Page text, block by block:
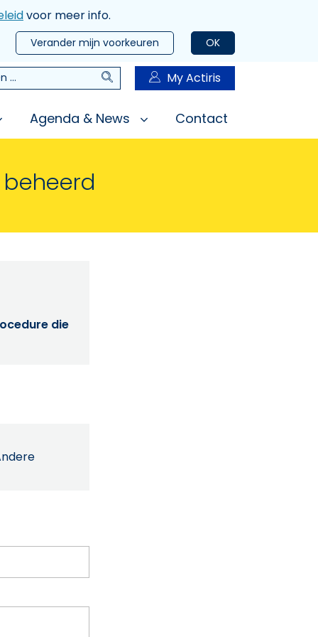
voor meer info.
OK
Verander mijn voorkeuren
Zoeken My Actiris
Agenda & News Contact
die